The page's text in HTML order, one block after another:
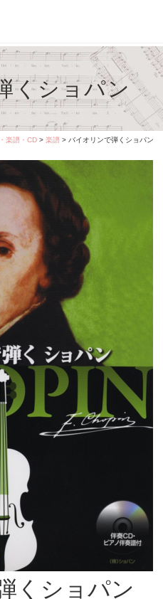
くショパン
楽譜・CD> 楽譜> バイオリンで弾くショパン
くショパン